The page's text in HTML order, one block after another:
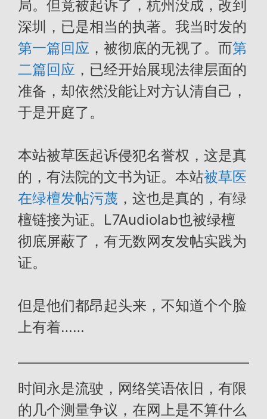
局。但竟被起诉了，杭州没成，改到
深圳，已是相当的执著。我当时发的
第一篇回应 ，被彻底的无视了。而第
二篇回应 ，已经开始展现法律层面的
准备，却依然没能让对方认清自己，
于是开庭了。
本站被草医起诉侵犯名誉权，这是真
的，有法院的文书为证。本站被草医
在绿檀发帖污蔑 ，这也是真的，有绿
檀链接为证。L7Audiolab也被绿檀
彻底屏蔽了，有无数网友发帖实践为
证。
但是他们都昂起头来，不知道个个脸
上有着……
时间永是流驶，网络笑语依旧，有限
的几个测量争议，在网上是不算什么